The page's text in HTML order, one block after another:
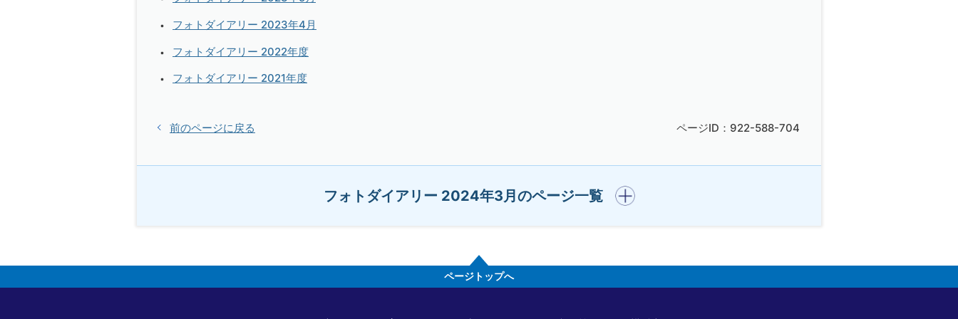
フォトダイアリー 2023年4月
フォトダイアリー 2022年度
フォトダイアリー 2021年度
前のページに戻る ページID：922-588-704
フォトダイアリー 2024年3月のページ一覧
開く
ページトップへ